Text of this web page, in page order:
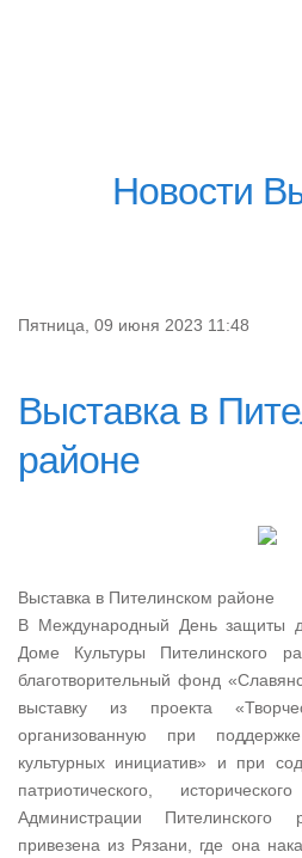
Новости
Пятница, 09 июня 2023 11:48
Выставка в
районе
Выставка в Пителинском районе
В Международный День защиты
Доме Культуры Пителинского
благотворительный фонд
выставку из проекта
организованную при
культурных инициатив» и при
патриотического,
Администрации
привезена из Рязани, где она